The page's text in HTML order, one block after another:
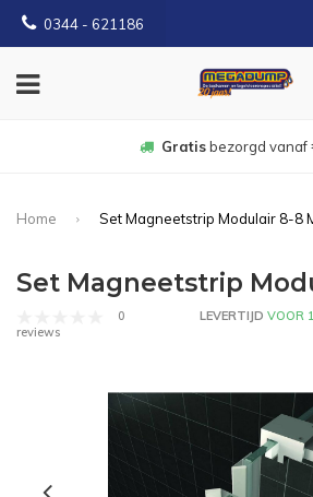
0344 - 621186
Gratisbezorgd vanaf
Home
Set Magneetstrip Modulair 8-8
Set Magneetstrip
0
reviews
LEVERTIJD VOOR